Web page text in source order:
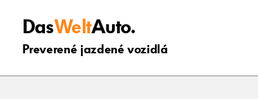
DasWeltAuto.
Preverené jazdené vozidlá